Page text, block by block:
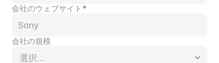
会社のウェブサイト*
会社の規模